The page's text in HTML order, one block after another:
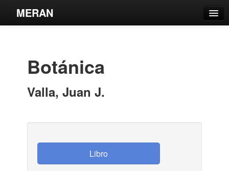
MERAN
Estantes Virtuales
Botánica
Valla, Juan J.